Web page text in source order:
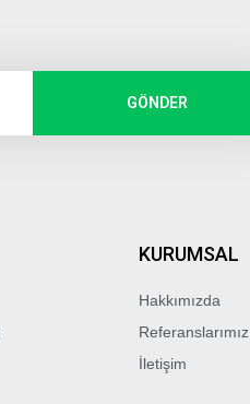
GÖNDER
KURUMSAL
Hakkımızda
Referanslarımız
İletişim